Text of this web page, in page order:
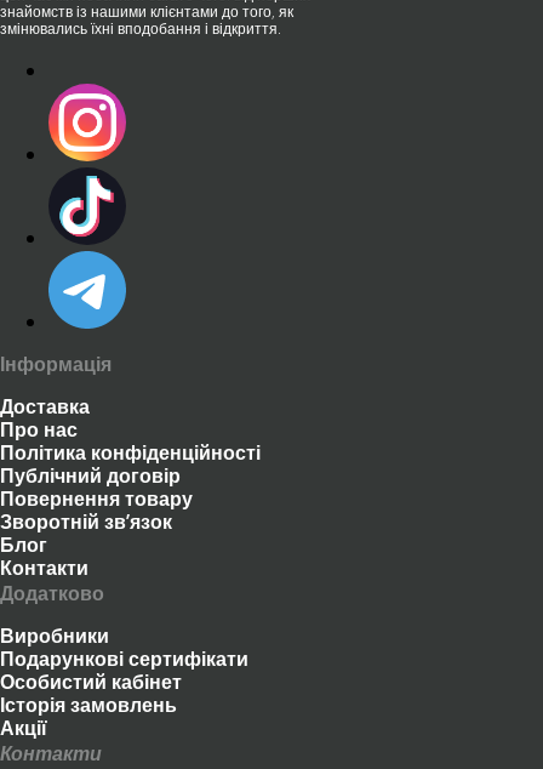
знайомств із нашими клієнтами до того, як
змінювались їхні вподобання і відкриття.
Інформація
Доставка
Про нас
Політика конфіденційності
Публічний договір
Повернення товару
Зворотній зв’язок
Блог
Контакти
Додатково
Виробники
Подарункові сертифікати
Особистий кабінет
Історія замовлень
Акції
Контакти